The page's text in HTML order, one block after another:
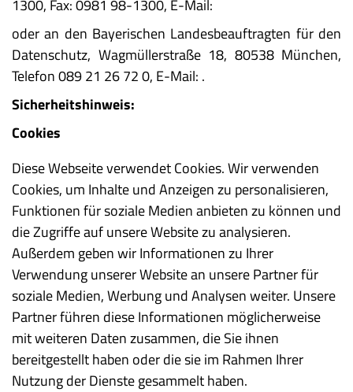
1300, Fax: 0981 98-1300, E-Mail:
oder an den Bayerischen Landesbeauftragten für den
Datenschutz, Wagmüllerstraße 18, 80538 München,
Telefon 089 21 26 72 0, E-Mail: .
Sicherheitshinweis:
Cookies
Diese Webseite verwendet Cookies. Wir verwenden
Cookies, um Inhalte und Anzeigen zu personalisieren,
Funktionen für soziale Medien anbieten zu können und
die Zugriffe auf unsere Website zu analysieren.
Außerdem geben wir Informationen zu Ihrer
Verwendung unserer Website an unsere Partner für
soziale Medien, Werbung und Analysen weiter. Unsere
Partner führen diese Informationen möglicherweise
mit weiteren Daten zusammen, die Sie ihnen
bereitgestellt haben oder die sie im Rahmen Ihrer
Nutzung der Dienste gesammelt haben.